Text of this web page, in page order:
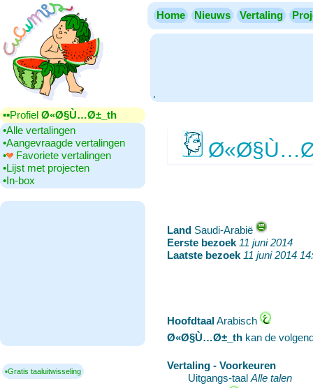
Home Nieuws Vertaling
.
▪▪‎Profiel Ø«Ø§Ù…Ø±_th
•‎Alle vertalingen
•‎Aangevraagde vertalingen
•‎
Favoriete vertalingen
•‎Lijst met projecten
•‎In-box
▪Gratis taaluitwisseling
Land ‎Saudi-Arabië
Eerste bezoek 11 juni 2014
Laatste bezoek 11 juni 2014
Hoofdtaal‎Arabisch
Ø«Ø§Ù…Ø±_th kan de
Vertaling - Voorkeuren
Uitgangs-taal Alle talen